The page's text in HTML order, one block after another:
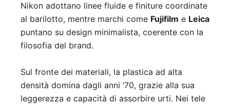
Nikon adottano linee fluide e finiture coordinate
al barilotto, mentre marchi come Fujifilm e Leica
puntano su design minimalista, coerente con la
filosofia del brand.
Sul fronte dei materiali, la plastica ad alta
densità domina dagli anni ’70, grazie alla sua
leggerezza e capacità di assorbire urti. Nei tele